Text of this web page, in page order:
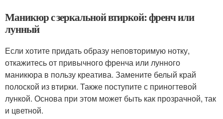
Маникюр с зеркальной втиркой: френч или
лунный
Если хотите придать образу неповторимую нотку,
откажитесь от привычного френча или лунного
маникюра в пользу креатива. Замените белый край
полоской из втирки. Также поступите с приногтевой
лункой. Основа при этом может быть как прозрачной, так
и цветной.